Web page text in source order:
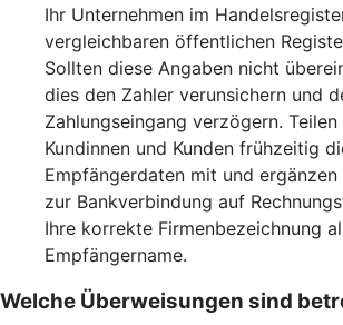
Ihr Unternehmen im
vergleichbaren öffentlichen
Sollten diese Angaben nicht
dies den Zahler verunsichern und
Zahlungseingang verzögern.
Kundinnen und Kunden frühzeitig
Empfängerdaten mit und ergänzen
zur Bankverbindung auf
Ihre korrekte Firmenbezeichnung
Empfängername.
Welche Überweisungen sind